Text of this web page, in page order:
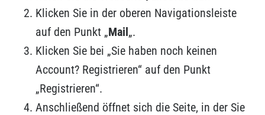
Klicken Sie in der oberen Navigationsleiste
auf den Punkt „Mail„.
Klicken Sie bei „Sie haben noch keinen
Account? Registrieren“ auf den Punkt
„Registrieren“.
Anschließend öffnet sich die Seite, in der Sie